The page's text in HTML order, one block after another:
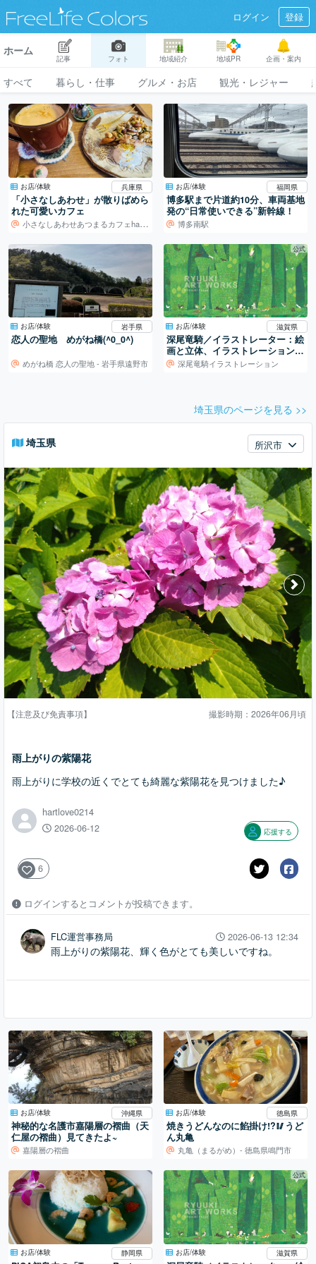
ログイン 登録
ホーム
記事 フォト 地域紹介 地域PR 企画・案内
すべて 暮らし・仕事 グルメ・お店 観光・レジャー
お店/体験 兵庫県
「小さなしあわせ」が散りばめら
れた可愛いカフェ
小さなしあわせあつまるカフェharappa
お店/体験 福岡県
博多駅まで片道約10分、車両基地
発の“日常使いできる”新幹線！
博多南駅
お店/体験 岩手県
恋人の聖地 めがね橋(^0_0^)
めがね橋 恋人の聖地 - 岩手県遠野市
公式
お店/体験 滋賀県
深尾竜騎／イラストレーター：絵
画と立体、イラストレーションの
世界深尾竜騎イラストレーション
埼玉県のページを見る >>
埼玉県 所沢市
【注意及び免責事項】 撮影時期：2026年06月頃
雨上がりの紫陽花
雨上がりに学校の近くでとても綺麗な紫陽花を見つけました♪
hartlove0214
2026-06-12 応援する
6
ログインするとコメントが投稿できます。
FLC運営事務局 2026-06-13 12:34
雨上がりの紫陽花、輝く色がとても美しいですね。
お店/体験 沖縄県
神秘的な名護市嘉陽層の褶曲（天
仁屋の褶曲）見てきたよ~
嘉陽層の褶曲
お店/体験 徳島県
焼きうどんなのに餡掛け!?🥢うど
ん丸亀
丸亀（まるがめ）- 徳島県鳴門市
お店/体験 静岡県
公式
お店/体験 滋賀県